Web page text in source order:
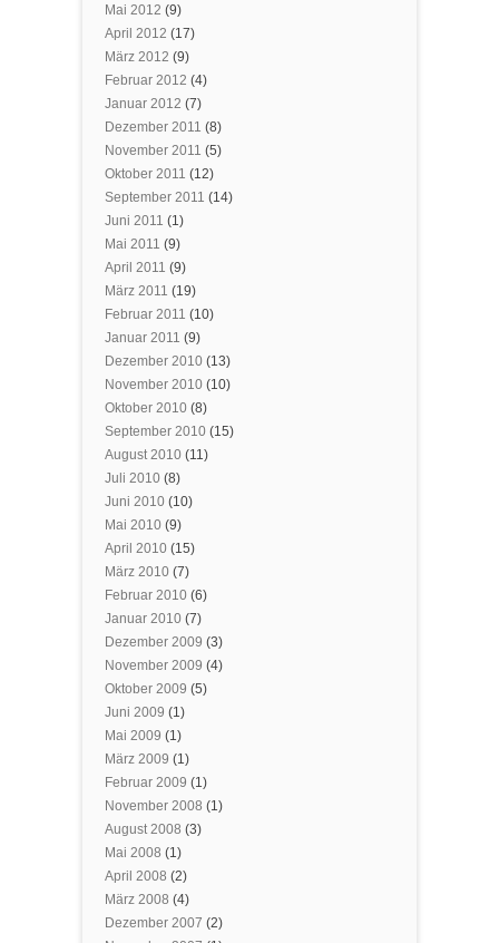
Mai 2012 (9)
April 2012 (17)
März 2012 (9)
Februar 2012 (4)
Januar 2012 (7)
Dezember 2011 (8)
November 2011 (5)
Oktober 2011 (12)
September 2011 (14)
Juni 2011 (1)
Mai 2011 (9)
April 2011 (9)
März 2011 (19)
Februar 2011 (10)
Januar 2011 (9)
Dezember 2010 (13)
November 2010 (10)
Oktober 2010 (8)
September 2010 (15)
August 2010 (11)
Juli 2010 (8)
Juni 2010 (10)
Mai 2010 (9)
April 2010 (15)
März 2010 (7)
Februar 2010 (6)
Januar 2010 (7)
Dezember 2009 (3)
November 2009 (4)
Oktober 2009 (5)
Juni 2009 (1)
Mai 2009 (1)
März 2009 (1)
Februar 2009 (1)
November 2008 (1)
August 2008 (3)
Mai 2008 (1)
April 2008 (2)
März 2008 (4)
Dezember 2007 (2)